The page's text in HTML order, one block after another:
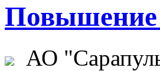
Повышение
АО